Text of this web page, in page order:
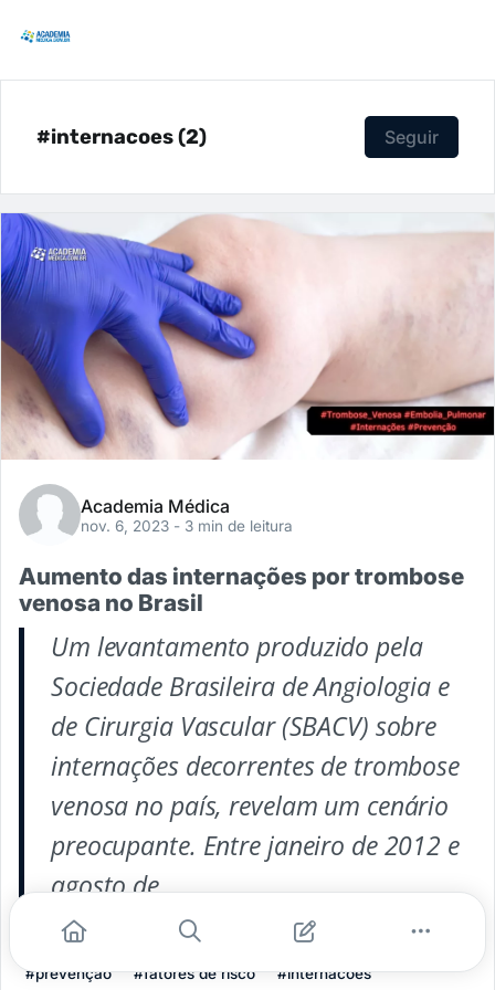
#internacoes (2) Seguir
Academia Médica
nov. 6, 2023 - 3 min de leitura
Aumento das internações por trombose
venosa no Brasil
Um levantamento produzido pela
Sociedade Brasileira de Angiologia e
de Cirurgia Vascular (SBACV) sobre
internações decorrentes de trombose
venosa no país, revelam um cenário
preocupante. Entre janeiro de 2012 e
agosto de
#prevenção #fatores de risco #internacoes